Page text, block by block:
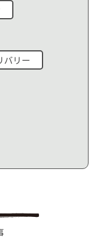
バリー